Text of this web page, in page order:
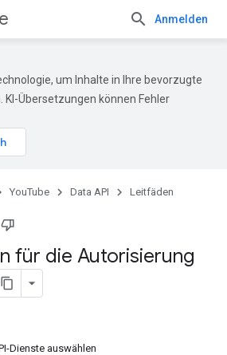
Anmelden
um Inhalte in Ihre bevorzugte
Übersetzungen können Fehler
YouTube Data API Leitfäden
für die Autorisierung
Dienste auswählen